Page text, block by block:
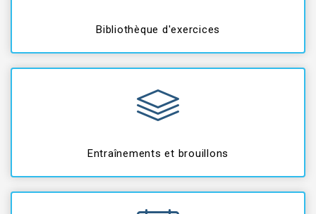
Bibliothèque d'exercices
Entraînements et brouillons